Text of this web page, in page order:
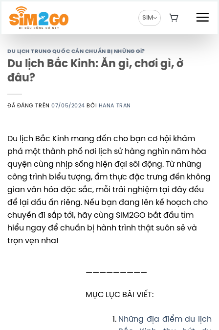
Chuyển
đến
SIM
DU LỊCH TRUNG QUỐC CẦN CHUẨN BỊ NHỮNG GÌ?
Du lịch Bắc Kinh: Ăn gì, chơi gì, ở
đâu?
ĐÃ ĐĂNG TRÊN07/05/2024 BỞI HANA TRAN
Du lịch Bắc Kinh mang đến cho bạn cơ hội khám
phá một thành phố nơi lịch sử hàng nghìn năm hòa
quyện cùng nhịp sống hiện đại sôi động. Từ những
công trình biểu tượng, ẩm thực đặc trưng đến không
gian văn hóa đặc sắc, mỗi trải nghiệm tại đây đều
để lại dấu ấn riêng. Nếu bạn đang lên kế hoạch cho
chuyến đi sắp tới, hãy cùng SIM2GO bắt đầu tìm
hiểu ngay để chuẩn bị hành trình thật suôn sẻ và
trọn vẹn nha!
—————————
MỤC LỤC BÀI VIẾT:
Những địa điểm du lịch